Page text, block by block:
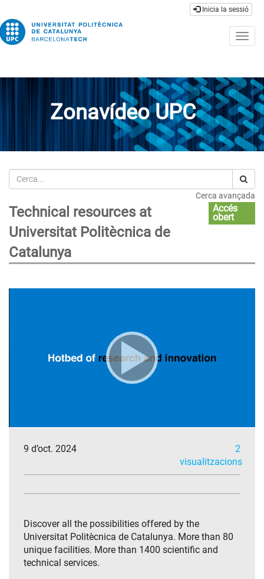
Inicia la sessió
Zonavídeo UPC
Cerca
Cerca avançada
Technical resources at
Universitat Politècnica de
Catalunya
Accés
obert
9 d’oct. 2024
2
visualitzacions
Discover all the possibilities offered by the
Universitat Politècnica de Catalunya. More than 80
unique facilities. More than 1400 scientific and
technical services.